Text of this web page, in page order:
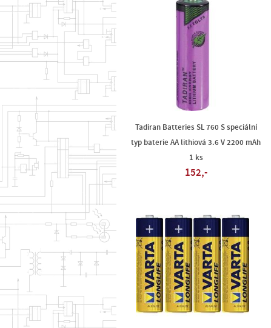
Tadiran Batteries SL 760 S speciální
typ baterie AA lithiová 3.6 V 2200 mAh
1 ks
152,-